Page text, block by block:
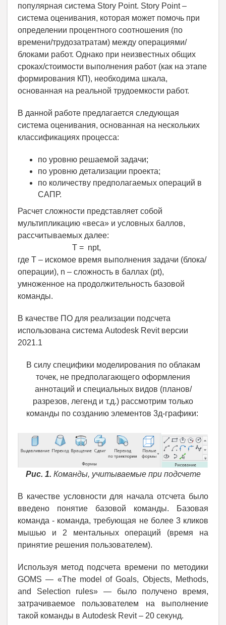
популярная система Story Point. Story Point –
система оценивания, которая может помочь при
определении процентного соотношения (по
времени/трудозатратам) между операциями/
блоками работ. Однако при неизвестных общих
сроках/стоимости выполнения работ (как на этапе
формирования КП), необходима шкала,
основанная на реальной трудоемкости работ.
В данной работе предлагается следующая
система оценивания, основанная на нескольких
классификациях процесса:
по уровню решаемой задачи;
по уровню детализации проекта;
по количеству предполагаемых операций в
САПР.
Расчет сложности представляет собой
мультипликацию «веса» и условных баллов,
рассчитываемых далее:
T = npt,
где T – искомое время выполнения задачи (блока/
операции), n – сложность в баллах (pt),
умноженное на продолжительность базовой
команды.
В качестве ПО для реализации подсчета
использована система Autodesk Revit версии
2021.1
В силу специфики моделирования по облакам
точек, не предполагающего оформления
аннотаций и специальных видов (планов/
разрезов, легенд и т.д.) рассмотрим только
команды по созданию элементов 3д-графики:
Рис. 1. Команды, учитываемые при подсчете
В качестве условности для начала отсчета было
введено понятие базовой команды. Базовая
команда - команда, требующая не более 3 кликов
мышью и 2 ментальных операций (время на
принятие решения пользователем).
Используя метод подсчета времени по методики
GOMS — «The model of Goals, Objects, Methods,
and Selection rules» — было получено время,
затрачиваемое пользователем на выполнение
такой команды в Autodesk Revit – 20 секунд.